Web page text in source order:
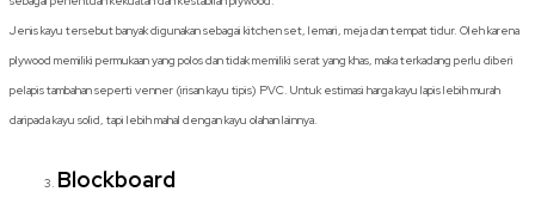
Jenis kayu tersebut banyak digunakan sebagai kitchen set, lemari, meja dan tempat tidur. Oleh karena
plywood memiliki permukaan yang polos dan tidak memiliki serat yang khas, maka terkadang perlu diberi
pelapis tambahan seperti venner (irisan kayu tipis) PVC. Untuk estimasi harga kayu lapis lebih murah
daripada kayu solid, tapi lebih mahal dengan kayu olahan lainnya.
Blockboard